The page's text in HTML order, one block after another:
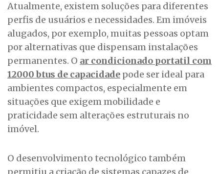
Atualmente, existem soluções para diferentes
perfis de usuários e necessidades. Em imóveis
alugados, por exemplo, muitas pessoas optam
por alternativas que dispensam instalações
permanentes. O ar condicionado portatil com
12000 btus de capacidade pode ser ideal para
ambientes compactos, especialmente em
situações que exigem mobilidade e
praticidade sem alterações estruturais no
imóvel.
O desenvolvimento tecnológico também